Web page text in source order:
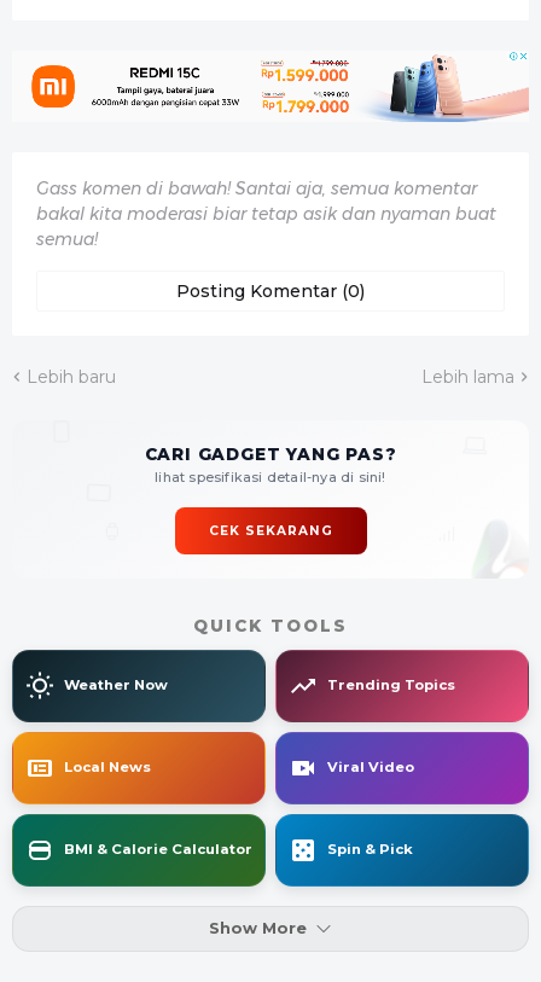
Gass komen di bawah! Santai aja, semua komentar
bakal kita moderasi biar tetap asik dan nyaman buat
semua!
Posting Komentar (0)
Lebih baru Lebih lama
CARI GADGET YANG PAS?
lihat spesifikasi detail-nya di sini!
CEK SEKARANG
QUICK TOOLS
Weather Now Trending Topics
Local News Viral Video
BMI & Calorie Calculator Spin & Pick
Show More